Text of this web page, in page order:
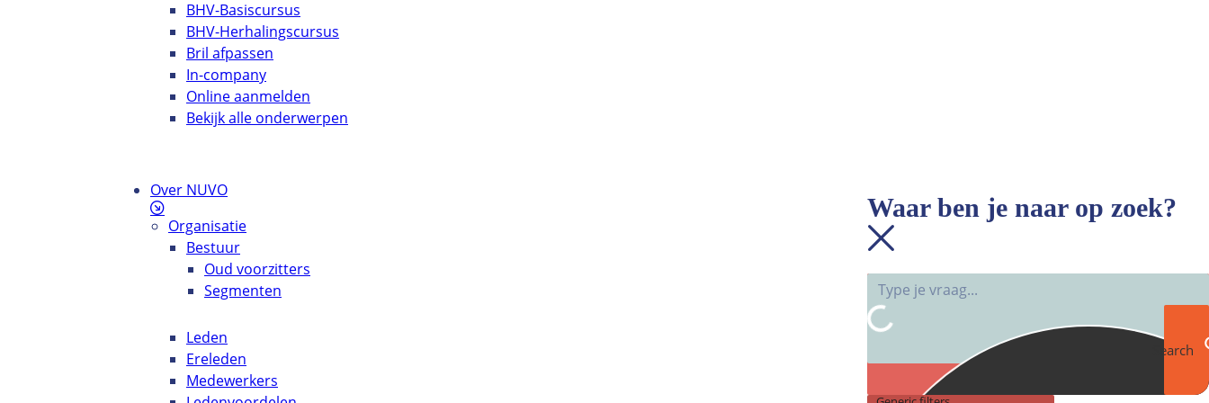
BHV-Basiscursus
BHV-Herhalingscursus
Bril afpassen
In-company
Online aanmelden
Bekijk alle onderwerpen
Over NUVO
Organisatie
Bestuur
Oud voorzitters
Segmenten
Leden
Ereleden
Medewerkers
Waar ben je naar op zoek?
Search